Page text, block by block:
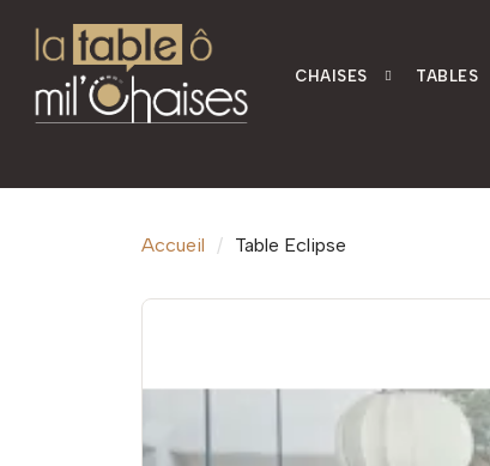
CHAISES TABLES
Accueil Table Eclipse